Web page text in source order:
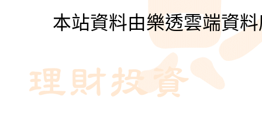
本站資料由樂透雲端資